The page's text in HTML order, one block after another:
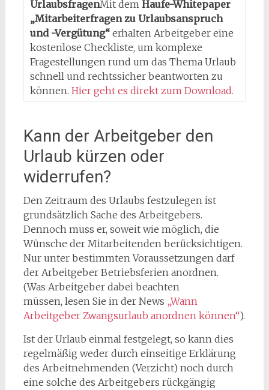
UrlaubsfragenMit dem Haufe-Whitepaper
„Mitarbeiterfragen zu Urlaubsanspruch
und -Vergütung“ erhalten Arbeitgeber eine
kostenlose Checkliste, um komplexe
Fragestellungen rund um das Thema Urlaub
schnell und rechtssicher beantworten zu
können. Hier geht es direkt zum Download.
Kann der Arbeitgeber den
Urlaub kürzen oder
widerrufen?
Den Zeitraum des Urlaubs festzulegen ist
grundsätzlich Sache des Arbeitgebers.
Dennoch muss er, soweit wie möglich, die
Wünsche der Mitarbeitenden berücksichtigen.
Nur unter bestimmten Voraussetzungen darf
der Arbeitgeber Betriebsferien anordnen.
(Was Arbeitgeber dabei beachten
müssen, lesen Sie in der News „Wann
Arbeitgeber Zwangsurlaub anordnen können“).
Ist der Urlaub einmal festgelegt, so kann dies
regelmäßig weder durch einseitige Erklärung
des Arbeitnehmenden (Verzicht) noch durch
eine solche des Arbeitgebers rückgängig